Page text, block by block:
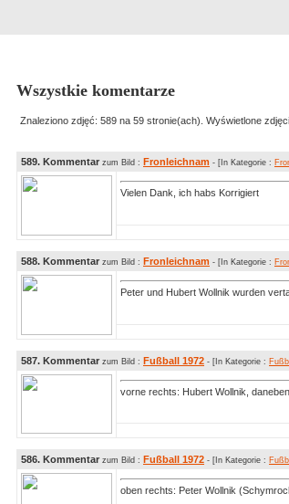
Wszystkie komentarze
Znaleziono zdjęć: 589 na 59 stronie(ach). Wyświetlone
589. Kommentar zum Bild : Fronleichnam - [In Kategorie :
Vielen Dank, ich habs Korrigiert
588. Kommentar zum Bild : Fronleichnam - [In Kategorie :
Peter und Hubert Wollnik wurden
587. Kommentar zum Bild : Fußball 1972 - [In Kategorie :
vorne rechts: Hubert Wollnik,
586. Kommentar zum Bild : Fußball 1972 - [In Kategorie :
oben rechts: Peter Wollnik